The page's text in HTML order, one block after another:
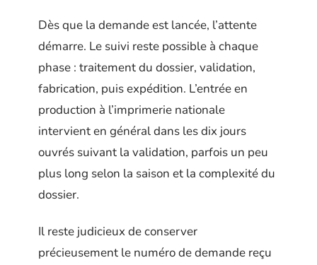
Dès que la demande est lancée, l’attente
démarre. Le suivi reste possible à chaque
phase : traitement du dossier, validation,
fabrication, puis expédition. L’entrée en
production à l’imprimerie nationale
intervient en général dans les dix jours
ouvrés suivant la validation, parfois un peu
plus long selon la saison et la complexité du
dossier.
Il reste judicieux de conserver
précieusement le numéro de demande reçu